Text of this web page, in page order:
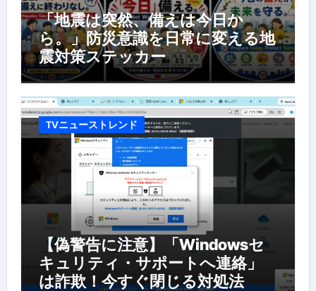
「地震は突然、備えは今日か
ら。」防災意識を日常に変える地
震対策ステッカー
TVニューストレンド
【偽警告に注意】「Windowsセ
キュリティ・サポートへ連絡」
は詐欺！今すぐ閉じる対処法